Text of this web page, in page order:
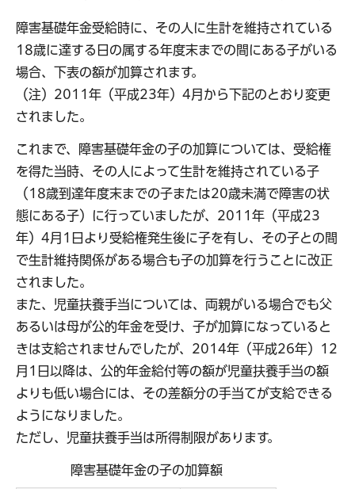
障害基礎年金受給時に、その人に生計を維持されている
18歳に達する日の属する年度末までの間にある子がいる
場合、下表の額が加算されます。
（注）2011年（平成23年）4月から下記のとおり変更
されました。
これまで、障害基礎年金の子の加算については、受給権
を得た当時、その人によって生計を維持されている子
（18歳到達年度末までの子または20歳未満で障害の状
態にある子）に行っていましたが、2011年（平成23
年）4月1日より受給権発生後に子を有し、その子との間
で生計維持関係がある場合も子の加算を行うことに改正
されました。
また、児童扶養手当については、両親がいる場合でも父
あるいは母が公的年金を受け、子が加算になっていると
きは支給されませんでしたが、2014年（平成26年）12
月1日以降は、公的年金給付等の額が児童扶養手当の額
よりも低い場合には、その差額分の手当てが支給できる
ようになりました。
ただし、児童扶養手当は所得制限があります。
障害基礎年金の子の加算額